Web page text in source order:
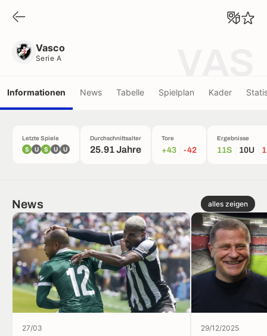
Vasco
Serie A
Informationen News Tabelle Spielplan Kader
Letzte Spiele
S U S U U
Durchschnittsalter
25.91 Jahre
Tore
+43 -42
Ergebnisse
11S 10U
News alles zeigen
27/03 29/12/2025